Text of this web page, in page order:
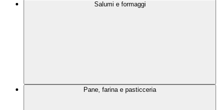
Salumi e formaggi
Pane, farina e pasticceria